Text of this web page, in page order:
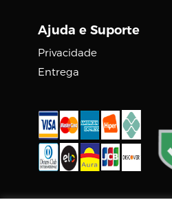
Ajuda e Suporte
Privacidade
Entrega